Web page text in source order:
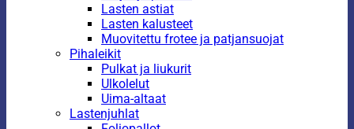
Lasten astiat
Lasten kalusteet
Muovitettu frotee ja patjansuojat
Pihaleikit
Pulkat ja liukurit
Ulkolelut
Uima-altaat
Lastenjuhlat